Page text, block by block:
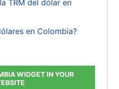
TRM del dólar en
en Colombia?
WIDGET IN YOUR